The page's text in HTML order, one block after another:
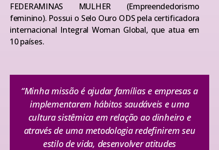
FEDERAMINAS MULHER (Empreendedorismo
feminino). Possui o Selo Ouro ODS pela certificadora
internacional Integral Woman Global, que atua em
10 países.
“Minha missão é ajudar famílias e empresas a
implementarem hábitos saudáveis e uma
cultura sistêmica em relação ao dinheiro e
através de uma metodologia redefinirem seu
estilo de vida, desenvolver atitudes